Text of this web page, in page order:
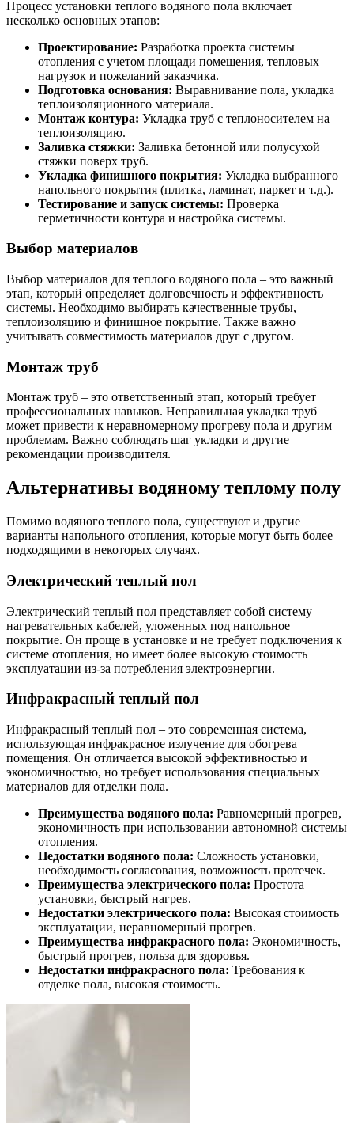
Процесс установки теплого водяного пола включает
несколько основных этапов:
Проектирование: Разработка проекта системы
отопления с учетом площади помещения, тепловых
нагрузок и пожеланий заказчика.
Подготовка основания: Выравнивание пола, укладка
теплоизоляционного материала.
Монтаж контура: Укладка труб с теплоносителем на
теплоизоляцию.
Заливка стяжки: Заливка бетонной или полусухой
стяжки поверх труб.
Укладка финишного покрытия: Укладка выбранного
напольного покрытия (плитка, ламинат, паркет и т.д.).
Тестирование и запуск системы: Проверка
герметичности контура и настройка системы.
Выбор материалов
Выбор материалов для теплого водяного пола – это важный
этап, который определяет долговечность и эффективность
системы. Необходимо выбирать качественные трубы,
теплоизоляцию и финишное покрытие. Также важно
учитывать совместимость материалов друг с другом.
Монтаж труб
Монтаж труб – это ответственный этап, который требует
профессиональных навыков. Неправильная укладка труб
может привести к неравномерному прогреву пола и другим
проблемам. Важно соблюдать шаг укладки и другие
рекомендации производителя.
Альтернативы водяному теплому полу
Помимо водяного теплого пола, существуют и другие
варианты напольного отопления, которые могут быть более
подходящими в некоторых случаях.
Электрический теплый пол
Электрический теплый пол представляет собой систему
нагревательных кабелей, уложенных под напольное
покрытие. Он проще в установке и не требует подключения к
системе отопления, но имеет более высокую стоимость
эксплуатации из-за потребления электроэнергии.
Инфракрасный теплый пол
Инфракрасный теплый пол – это современная система,
использующая инфракрасное излучение для обогрева
помещения. Он отличается высокой эффективностью и
экономичностью, но требует использования специальных
материалов для отделки пола.
Преимущества водяного пола: Равномерный прогрев,
экономичность при использовании автономной системы
отопления.
Недостатки водяного пола: Сложность установки,
необходимость согласования, возможность протечек.
Преимущества электрического пола: Простота
установки, быстрый нагрев.
Недостатки электрического пола: Высокая стоимость
эксплуатации, неравномерный прогрев.
Преимущества инфракрасного пола: Экономичность,
быстрый прогрев, польза для здоровья.
Недостатки инфракрасного пола: Требования к
отделке пола, высокая стоимость.